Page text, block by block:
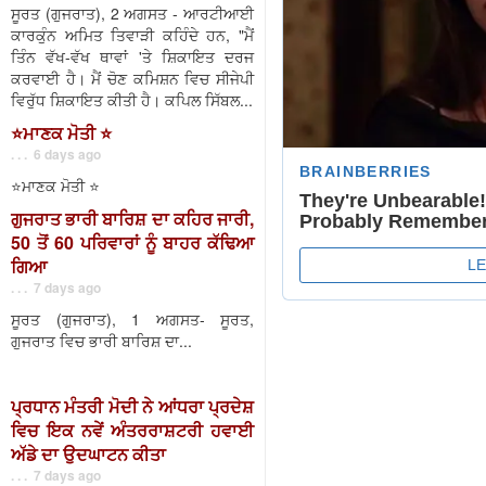
ਸੂਰਤ (ਗੁਜਰਾਤ), 2 ਅਗਸਤ - ਆਰਟੀਆਈ
ਕਾਰਕੁੰਨ ਅਮਿਤ ਤਿਵਾੜੀ ਕਹਿੰਦੇ ਹਨ, "ਮੈਂ
ਤਿੰਨ ਵੱਖ-ਵੱਖ ਥਾਵਾਂ 'ਤੇ ਸ਼ਿਕਾਇਤ ਦਰਜ
ਕਰਵਾਈ ਹੈ। ਮੈਂ ਚੋਣ ਕਮਿਸ਼ਨ ਵਿਚ ਸੀਜੇਪੀ
ਵਿਰੁੱਧ ਸ਼ਿਕਾਇਤ ਕੀਤੀ ਹੈ। ਕਪਿਲ ਸਿੱਬਲ...
⭐️ਮਾਣਕ ਮੋਤੀ ⭐️
. . . 6 days ago
⭐️ਮਾਣਕ ਮੋਤੀ ⭐️
ਗੁਜਰਾਤ ਭਾਰੀ ਬਾਰਿਸ਼ ਦਾ ਕਹਿਰ ਜਾਰੀ,
50 ਤੋਂ 60 ਪਰਿਵਾਰਾਂ ਨੂੰ ਬਾਹਰ ਕੱਢਿਆ
ਗਿਆ
. . . 7 days ago
ਸੂਰਤ (ਗੁਜਰਾਤ), 1 ਅਗਸਤ- ਸੂਰਤ,
ਗੁਜਰਾਤ ਵਿਚ ਭਾਰੀ ਬਾਰਿਸ਼ ਦਾ...
ਪ੍ਰਧਾਨ ਮੰਤਰੀ ਮੋਦੀ ਨੇ ਆਂਧਰਾ ਪ੍ਰਦੇਸ਼
ਵਿਚ ਇਕ ਨਵੇਂ ਅੰਤਰਰਾਸ਼ਟਰੀ ਹਵਾਈ
ਅੱਡੇ ਦਾ ਉਦਘਾਟਨ ਕੀਤਾ
. . . 7 days ago